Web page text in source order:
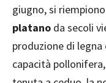
giugno, si
platano da secoli
produzione di
capacità